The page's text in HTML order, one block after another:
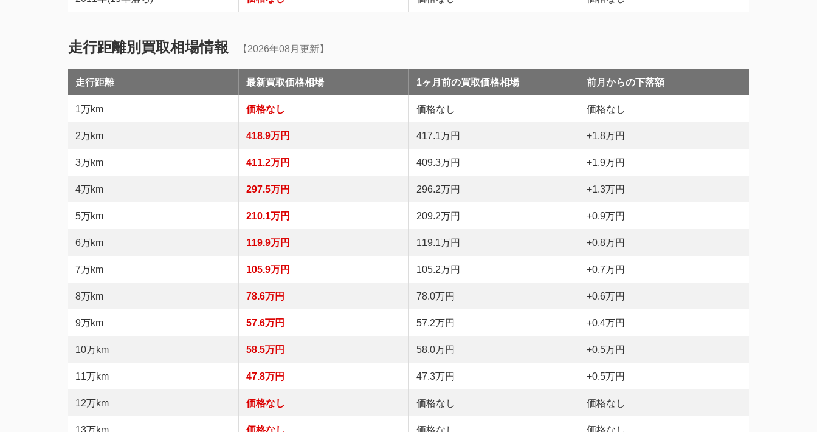
走行距離別買取相場情報 【2026年08月更新】
走行距離 最新買取価格相場 1ヶ月前の買取価格相場 前月からの下落額
1万km 価格なし 価格なし 価格なし
2万km 418.9万円 417.1万円 +1.8万円
3万km 411.2万円 409.3万円 +1.9万円
4万km 297.5万円 296.2万円 +1.3万円
5万km 210.1万円 209.2万円 +0.9万円
6万km 119.9万円 119.1万円 +0.8万円
7万km 105.9万円 105.2万円 +0.7万円
8万km 78.6万円 78.0万円 +0.6万円
9万km 57.6万円 57.2万円 +0.4万円
10万km 58.5万円 58.0万円 +0.5万円
11万km 47.8万円 47.3万円 +0.5万円
12万km 価格なし 価格なし 価格なし
13万km 価格なし 価格なし 価格なし